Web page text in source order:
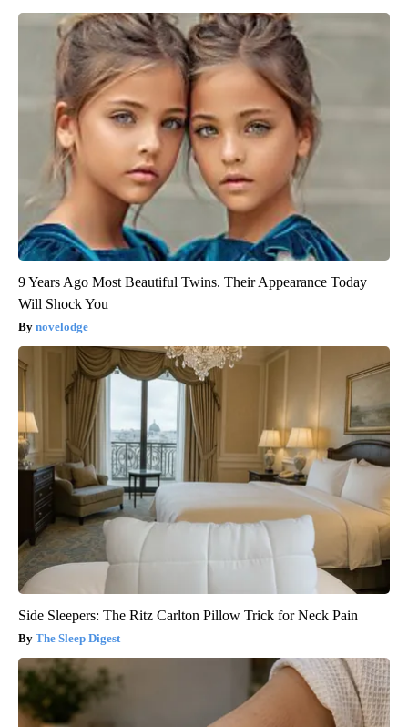
9 Years Ago Most Beautiful Twins. Their Appearance Today
Will Shock You
novelodge
Side Sleepers: The Ritz Carlton Pillow Trick for Neck Pain
The Sleep Digest